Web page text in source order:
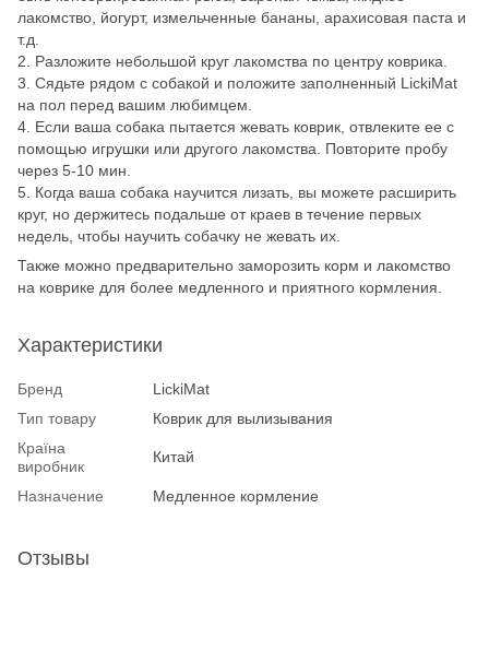
лакомство, йогурт, измельченные бананы, арахисовая паста и
т.д.
2. Разложите небольшой круг лакомства по центру коврика.
3. Сядьте рядом с собакой и положите заполненный LickiMat
на пол перед вашим любимцем.
4. Если ваша собака пытается жевать коврик, отвлеките ее с
помощью игрушки или другого лакомства. Повторите пробу
через 5-10 мин.
5. Когда ваша собака научится лизать, вы можете расширить
круг, но держитесь подальше от краев в течение первых
недель, чтобы научить собачку не жевать их.
Также можно предварительно заморозить корм и лакомство
на коврике для более медленного и приятного кормления.
Характеристики
Бренд
LickiMat
Тип товару
Коврик для вылизывания
Країна
виробник
Китай
Назначение Медленное кормление
Отзывы